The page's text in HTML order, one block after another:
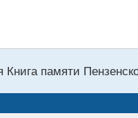
памяти